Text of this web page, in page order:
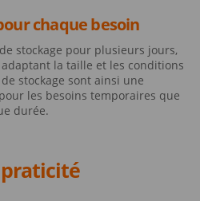
chaque besoin
stockage pour plusieurs jours,
la taille et les conditions
stockage sont ainsi une
les besoins temporaires que
durée.